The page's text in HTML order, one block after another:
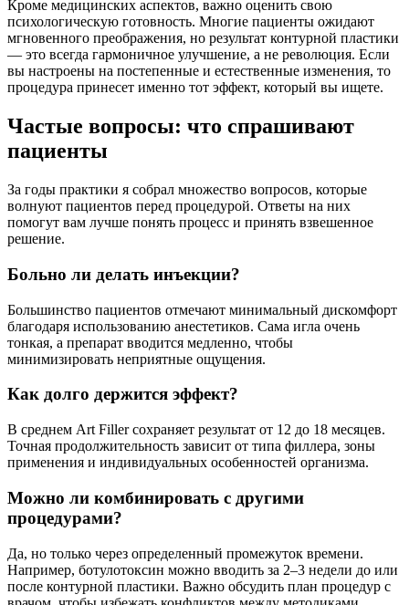
Кроме медицинских аспектов, важно оценить свою
психологическую готовность. Многие пациенты ожидают
мгновенного преображения, но результат контурной пластики
— это всегда гармоничное улучшение, а не революция. Если
вы настроены на постепенные и естественные изменения, то
процедура принесет именно тот эффект, который вы ищете.
Частые вопросы: что спрашивают
пациенты
За годы практики я собрал множество вопросов, которые
волнуют пациентов перед процедурой. Ответы на них
помогут вам лучше понять процесс и принять взвешенное
решение.
Больно ли делать инъекции?
Большинство пациентов отмечают минимальный дискомфорт
благодаря использованию анестетиков. Сама игла очень
тонкая, а препарат вводится медленно, чтобы
минимизировать неприятные ощущения.
Как долго держится эффект?
В среднем Art Filler сохраняет результат от 12 до 18 месяцев.
Точная продолжительность зависит от типа филлера, зоны
применения и индивидуальных особенностей организма.
Можно ли комбинировать с другими
процедурами?
Да, но только через определенный промежуток времени.
Например, ботулотоксин можно вводить за 2–3 недели до или
после контурной пластики. Важно обсудить план процедур с